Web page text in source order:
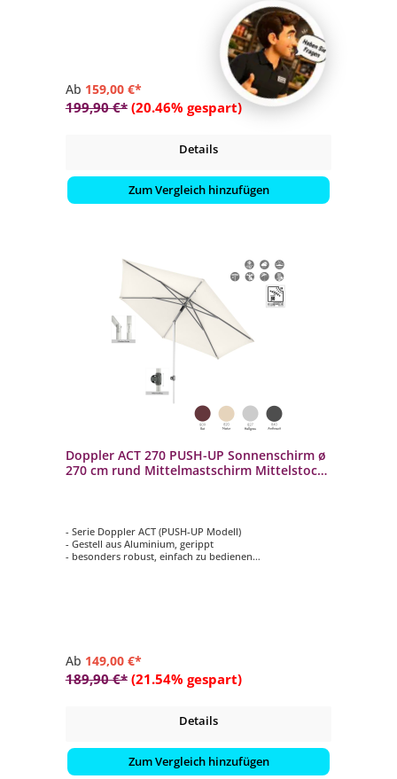
- 4 verschiedene Farbvarianten auswählbar
Ab 159,00 €*
199,90 €* (20.46% gespart)
Details
Zum Vergleich hinzufügen
Doppler ACT 270 PUSH-UP Sonnenschirm ø
270 cm rund Mittelmastschirm Mittelstock
- Serie Doppler ACT (PUSH-UP Modell)
- Gestell aus Aluminium, gerippt
- besonders robust, einfach zu bedienen
Ab 149,00 €*
189,90 €* (21.54% gespart)
Details
Zum Vergleich hinzufügen